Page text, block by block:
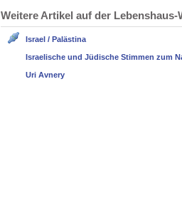
Weitere Artikel auf der
Israel / Palästina
Israelische und Jüdische Stimmen zum
Uri Avnery